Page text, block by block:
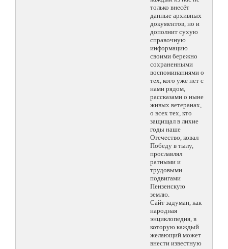
только внесёт
данные архивных
документов, но и
дополнит сухую
справочную
информацию
своими бережно
сохраненными
воспоминаниями о
тех, кого уже нет с
нами рядом,
рассказами о ныне
живых ветеранах,
о всех тех, кто
защищал в лихие
годы наше
Отечество, ковал
Победу в тылу,
прославлял
ратными и
трудовыми
подвигами
Пензенскую
землю.
Сайт задуман, как
народная
энциклопедия, в
которую каждый
желающий может
внести известную